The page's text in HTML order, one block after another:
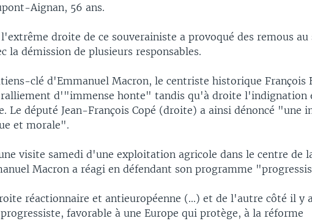
Aignan, 56 ans.
droite de ce souverainiste a provoqué des remous au
la démission de plusieurs responsables.
clé d'Emmanuel Macron, le centriste historique François
ralliement d'"immense honte" tandis qu'à droite l'indignation
Le député Jean-François Copé (droite) a ainsi dénoncé "une
et morale".
visite samedi d'une exploitation agricole dans le centre de
Macron a réagi en défendant son programme
réactionnaire et antieuropéenne (...) et de l'autre côté il y
favorable à une Europe qui protège, à la réforme